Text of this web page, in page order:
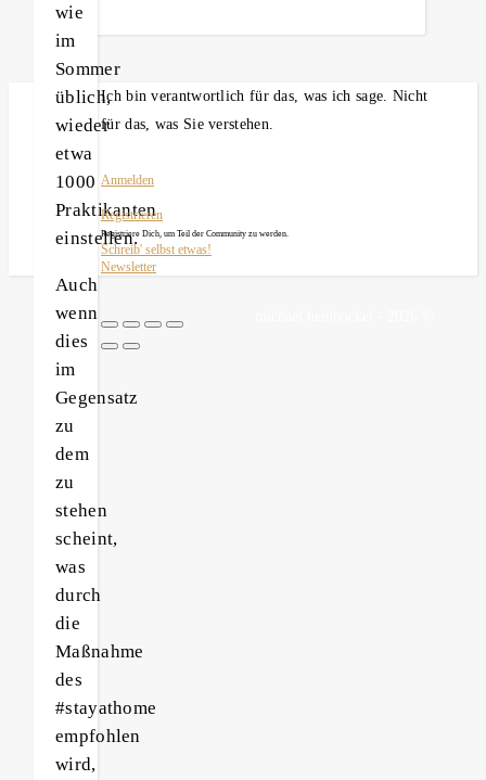
wie
im
Sommer
üblich,
wieder
etwa
1000
Praktikanten
einstellen.
Auch
wenn
dies
im
Gegensatz
zu
dem
zu
stehen
scheint,
was
durch
die
Maßnahme
des
#stayathome
empfohlen
wird,
Ich bin verantwortlich für das, was ich sage. Nicht
für das, was Sie verstehen.
Anmelden
Registrieren
Registriere Dich, um Teil der Community zu werden.
Schreib' selbst etwas!
Newsletter